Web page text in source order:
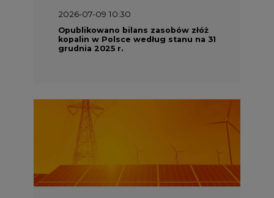
2026-07-09 10:30
Opublikowano bilans zasobów złóż
kopalin w Polsce według stanu na 31
grudnia 2025 r.